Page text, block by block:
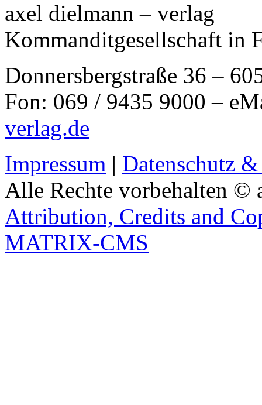
axel dielmann – verlag
Kommanditgesellschaft in
Donnersbergstraße 36 –
Fon: 069 / 9435 9000 –
verlag.de
Impressum | Datenschutz
Alle Rechte vorbehalten ©
Attribution, Credits and
MATRIX-CMS